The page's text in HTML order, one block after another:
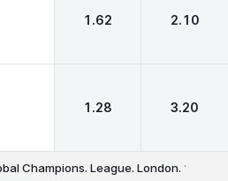
1.62 2.10
1.28 3.20
Champions. League. London. 1.60m.